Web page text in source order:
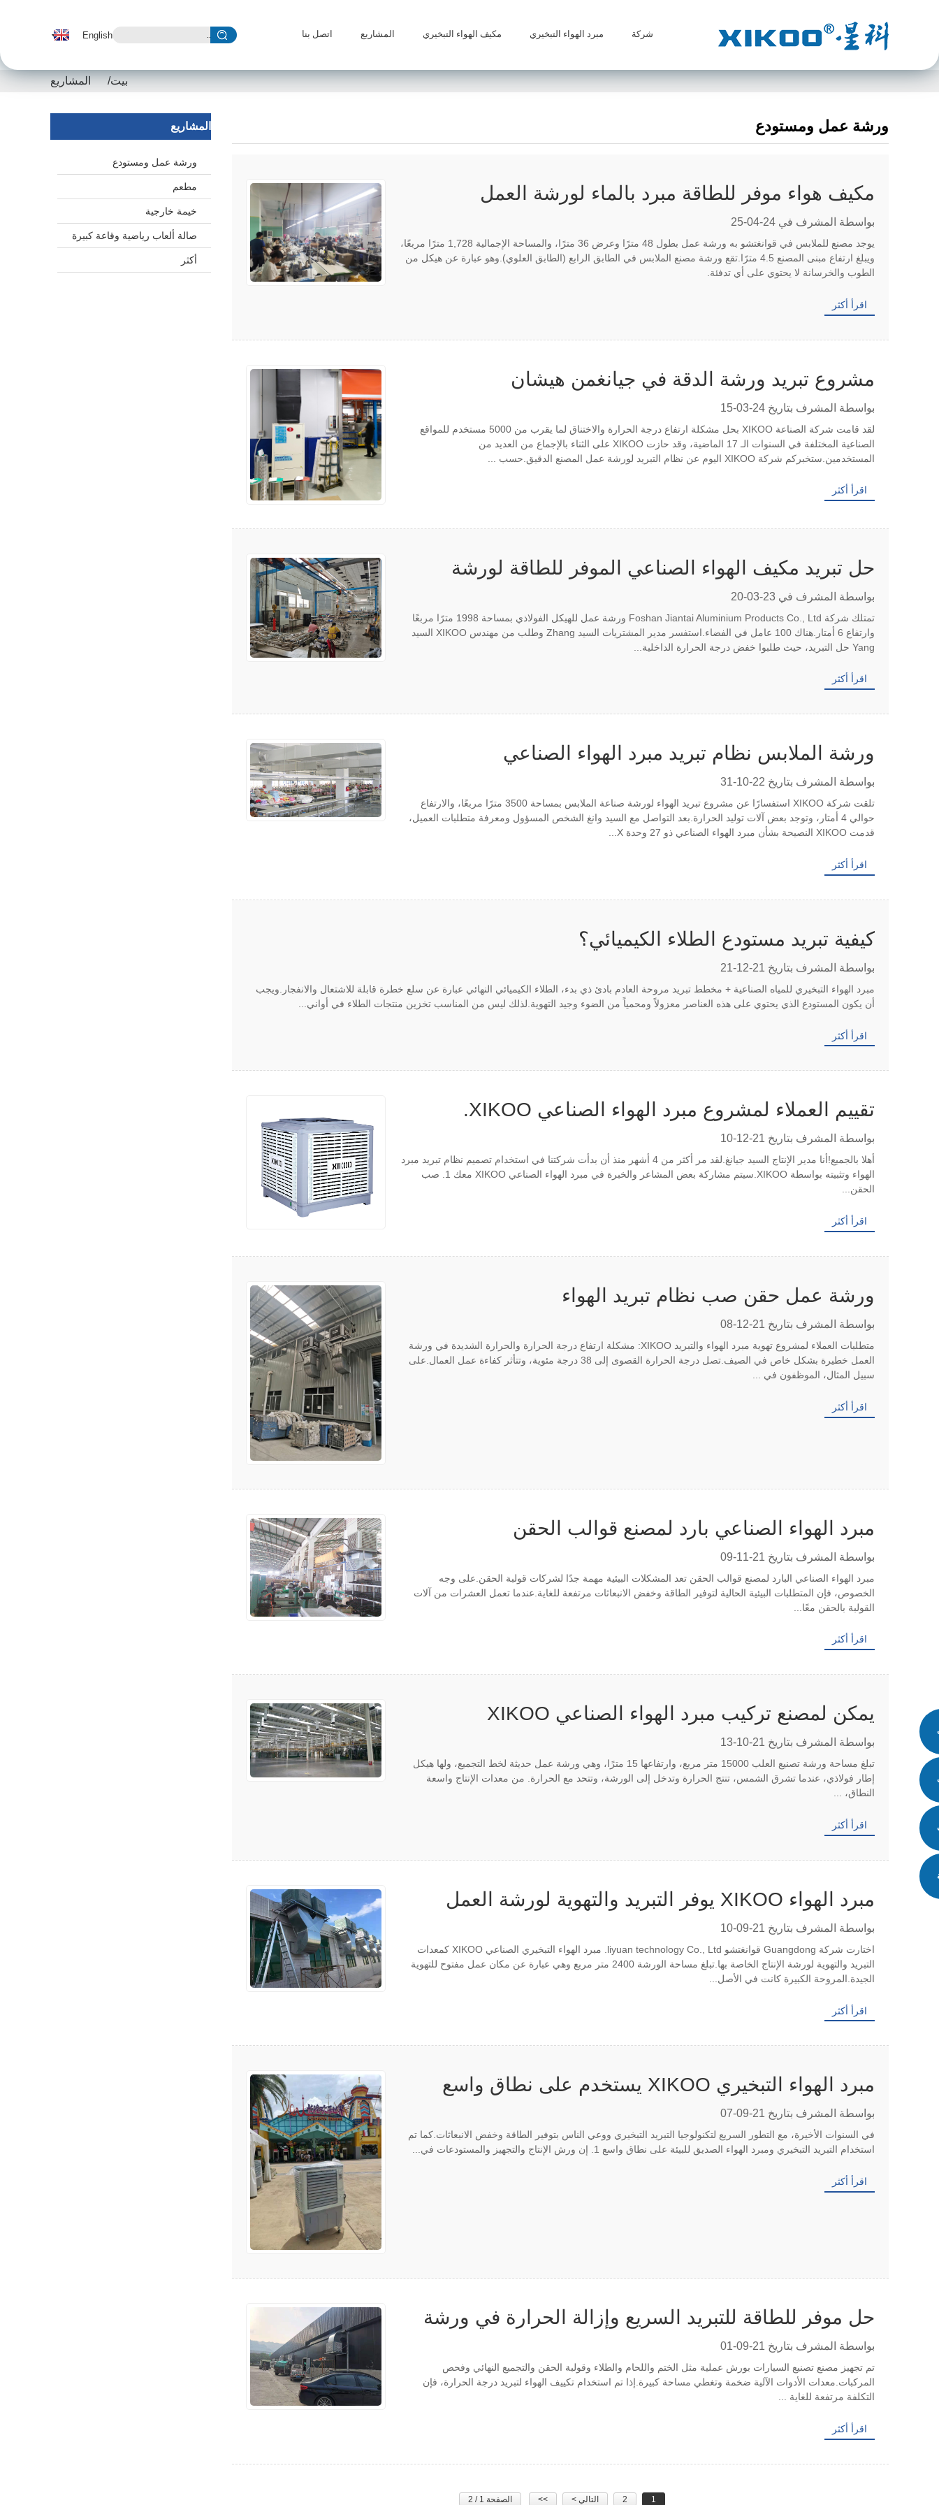
شركة مبرد الهواء التبخيري مكيف الهواء التبخيري المشاريع اتصل بنا English
بيت المشاريع
المشاريع
ورشة عمل ومستودع
مطعم
خيمة خارجية
صالة ألعاب رياضية وقاعة كبيرة
أكثر
ورشة عمل ومستودع
مكيف هواء موفر للطاقة مبرد بالماء لورشة العمل
بواسطة المشرف في 24-04-25
يوجد مصنع للملابس في قوانغتشو به ورشة عمل بطول 48 مترًا وعرض 36 مترًا، والمساحة الإجمالية 1,728 مترًا مربعًا،
ويبلغ ارتفاع مبنى المصنع 4.5 مترًا.تقع ورشة مصنع الملابس في الطابق الرابع (الطابق العلوي).وهو عبارة عن هيكل من
الطوب والخرسانة لا يحتوي على أي تدفئة.
اقرأ أكثر
مشروع تبريد ورشة الدقة في جيانغمن هيشان
بواسطة المشرف بتاريخ 24-03-15
لقد قامت شركة الصناعة XIKOO بحل مشكلة ارتفاع درجة الحرارة والاختناق لما يقرب من 5000 مستخدم للمواقع
الصناعية المختلفة في السنوات الـ 17 الماضية، وقد حازت XIKOO على الثناء بالإجماع من العديد من
المستخدمين.ستخبركم شركة XIKOO اليوم عن نظام التبريد لورشة عمل المصنع الدقيق.حسب ...
اقرأ أكثر
حل تبريد مكيف الهواء الصناعي الموفر للطاقة لورشة
العمل
بواسطة المشرف في 23-03-20
تمتلك شركة Foshan Jiantai Aluminium Products Co., Ltd ورشة عمل للهيكل الفولاذي بمساحة 1998 مترًا مربعًا
وارتفاع 6 أمتار.هناك 100 عامل في الفضاء.استفسر مدير المشتريات السيد Zhang وطلب من مهندس XIKOO السيد
Yang حل التبريد، حيث طلبوا خفض درجة الحرارة الداخلية...
اقرأ أكثر
ورشة الملابس نظام تبريد مبرد الهواء الصناعي
بواسطة المشرف بتاريخ 22-10-31
تلقت شركة XIKOO استفسارًا عن مشروع تبريد الهواء لورشة صناعة الملابس بمساحة 3500 مترًا مربعًا، والارتفاع
حوالي 4 أمتار، وتوجد بعض آلات توليد الحرارة.بعد التواصل مع السيد وانغ الشخص المسؤول ومعرفة متطلبات العميل،
قدمت XIKOO النصيحة بشأن مبرد الهواء الصناعي ذو 27 وحدة X...
اقرأ أكثر
كيفية تبريد مستودع الطلاء الكيميائي؟
بواسطة المشرف بتاريخ 21-12-21
مبرد الهواء التبخيري للمياه الصناعية + مخطط تبريد مروحة العادم بادئ ذي بدء، الطلاء الكيميائي النهائي عبارة عن سلع خطرة قابلة للاشتعال والانفجار.ويجب
أن يكون المستودع الذي يحتوي على هذه العناصر معزولاً ومحمياً من الضوء وجيد التهوية.لذلك ليس من المناسب تخزين منتجات الطلاء في أواني...
اقرأ أكثر
تقييم العملاء لمشروع مبرد الهواء الصناعي XIKOO.
بواسطة المشرف بتاريخ 21-12-10
أهلا بالجميع!أنا مدير الإنتاج السيد جيانغ.لقد مر أكثر من 4 أشهر منذ أن بدأت شركتنا في استخدام تصميم نظام تبريد مبرد
الهواء وتثبيته بواسطة XIKOO.سيتم مشاركة بعض المشاعر والخبرة في مبرد الهواء الصناعي XIKOO معك 1. صب
الحقن...
اقرأ أكثر
ورشة عمل حقن صب نظام تبريد الهواء
بواسطة المشرف بتاريخ 21-12-08
متطلبات العملاء لمشروع تهوية مبرد الهواء والتبريد XIKOO: مشكلة ارتفاع درجة الحرارة والحرارة الشديدة في ورشة
العمل خطيرة بشكل خاص في الصيف.تصل درجة الحرارة القصوى إلى 38 درجة مئوية، وتتأثر كفاءة عمل العمال.على
سبيل المثال، الموظفون في ...
اقرأ أكثر
مبرد الهواء الصناعي بارد لمصنع قوالب الحقن
بواسطة المشرف بتاريخ 21-11-09
مبرد الهواء الصناعي البارد لمصنع قوالب الحقن تعد المشكلات البيئية مهمة جدًا لشركات قولبة الحقن.على وجه
الخصوص، فإن المتطلبات البيئية الحالية لتوفير الطاقة وخفض الانبعاثات مرتفعة للغاية.عندما تعمل العشرات من آلات
القولبة بالحقن معًا...
اقرأ أكثر
يمكن لمصنع تركيب مبرد الهواء الصناعي XIKOO
بواسطة المشرف بتاريخ 21-10-13
تبلغ مساحة ورشة تصنيع العلب 15000 متر مربع، وارتفاعها 15 مترًا، وهي ورشة عمل حديثة لخط التجميع، ولها هيكل
إطار فولاذي، عندما تشرق الشمس، تنتج الحرارة وتدخل إلى الورشة، وتتحد مع الحرارة. من معدات الإنتاج واسعة
النطاق، ...
اقرأ أكثر
مبرد الهواء XIKOO يوفر التبريد والتهوية لورشة العمل
بواسطة المشرف بتاريخ 21-09-10
اختارت شركة Guangdong قوانغتشو liyuan technology Co., Ltd. مبرد الهواء التبخيري الصناعي XIKOO كمعدات
التبريد والتهوية لورشة الإنتاج الخاصة بها.تبلغ مساحة الورشة 2400 متر مربع وهي عبارة عن مكان عمل مفتوح للتهوية
الجيدة.المروحة الكبيرة كانت في الأصل...
اقرأ أكثر
مبرد الهواء التبخيري XIKOO يستخدم على نطاق واسع
لتبريد الأماكن المختلفة
بواسطة المشرف بتاريخ 21-09-07
في السنوات الأخيرة، مع التطور السريع لتكنولوجيا التبريد التبخيري ووعي الناس بتوفير الطاقة وخفض الانبعاثات.كما تم
استخدام التبريد التبخيري ومبرد الهواء الصديق للبيئة على نطاق واسع 1. إن ورش الإنتاج والتجهيز والمستودعات في...
اقرأ أكثر
حل موفر للطاقة للتبريد السريع وإزالة الحرارة في ورشة
عمل مصنع لتصنيع السيارات
بواسطة المشرف بتاريخ 21-09-01
تم تجهيز مصنع تصنيع السيارات بورش عملية مثل الختم واللحام والطلاء وقولبة الحقن والتجميع النهائي وفحص
المركبات.معدات الأدوات الآلية ضخمة وتغطي مساحة كبيرة.إذا تم استخدام تكييف الهواء لتبريد درجة الحرارة، فإن
التكلفة مرتفعة للغاية ...
اقرأ أكثر
1
2 التالي > >> الصفحة 1 / 2